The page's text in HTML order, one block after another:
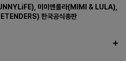
미미앤룰라(MIMI & LULA)
한국공식총판